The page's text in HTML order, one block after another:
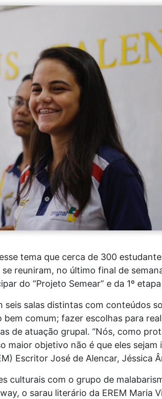
tema que cerca de 300
reuniram, no último final de
do “Projeto Semear” e da 1º
salas distintas com conteúdos
comum; fazer escolhas para
de atuação grupal. “Nós, como
objetivo não é que eles sejam
Escritor José de Alencar, Jéssica
culturais com o grupo de
o sarau literário da EREM Maria